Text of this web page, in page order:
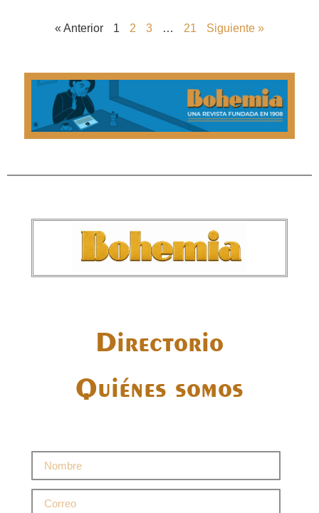
« Anterior 1 2 3 … 21 Siguiente »
Directorio
Quiénes somos